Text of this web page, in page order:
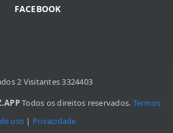
FACEBOOK
2 Visitantes 3324403
Todos os direitos reservados. Termos
de uso | Privacidade